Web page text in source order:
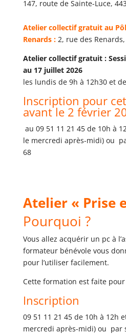
147, route de Sainte-Luce,
Atelier collectif gratuit au
Renards : 2, rue des
Atelier collectif gratuit :
au 17 juillet 2026
les lundis de 9h à 12h30 et
Inscription pour
avant le 2 février
au 09 51 11 21 45 de 10h à
le mercredi après-midi) ou
68
Atelier « Prise
Pourquoi ?
Vous allez acquérir un pc à
formateur bénévole vous
pour l’utiliser facilement.
Cette formation est faite pour
Inscription
09 51 11 21 45 de 10h à 12h
mercredi après-midi) ou par